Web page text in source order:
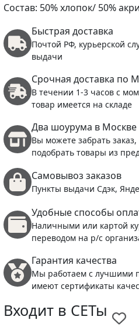
Состав: 50% хлопок/ 50%
Быстрая доставка
Почтой РФ, курьерской
выдачи
Срочная доставка по
В течении 1-3 часов с
товар имеется на складе
Два шоурума в Москве
Вы можете забрать
подобрать товары из
Самовывоз заказов
Пункты выдачи Сдэк,
Удобные способы
Наличными или картой
переводом на р/с
Гарантия качества
Мы работаем с лучшими
имеют сертификаты
Входит в СЕТы